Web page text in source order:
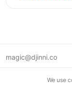
magic@djinni.co
We use